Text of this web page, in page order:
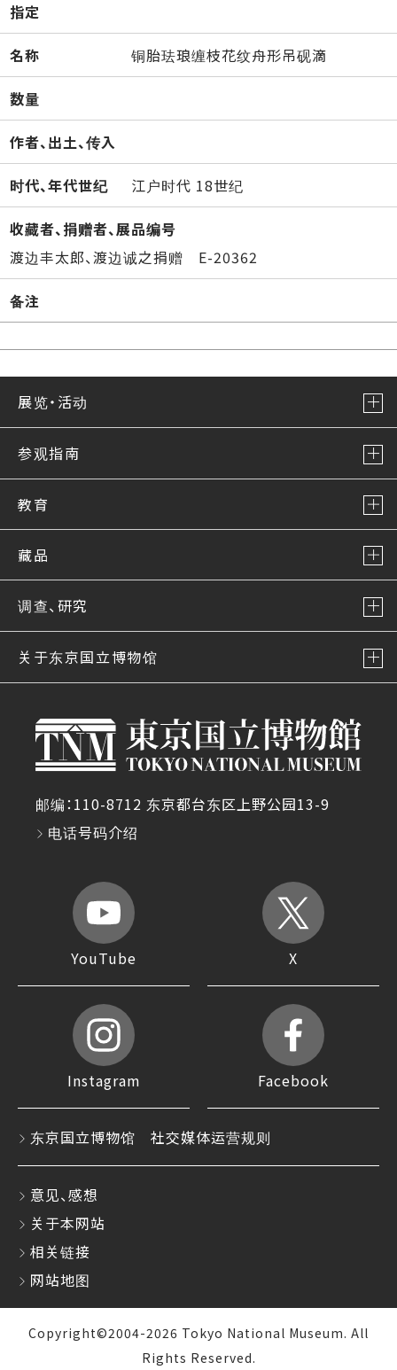
指定
名称 铜胎珐琅缠枝花纹舟形吊砚滴
数量
作者、出土、传入
时代、年代世纪 江户时代 18世纪
收藏者、捐赠者、展品编号
渡边丰太郎、渡边诚之捐赠 E-20362
备注
展览・活动
参观指南
教育
藏品
调查、研究
关于东京国立博物馆
邮编：110-8712 东京都台东区上野公园13-9
电话号码介绍
YouTube X
Instagram Facebook
东京国立博物馆 社交媒体运营规则
意见、感想
关于本网站
相关链接
网站地图
Copyright©2004-2026 Tokyo National Museum. All
Rights Reserved.